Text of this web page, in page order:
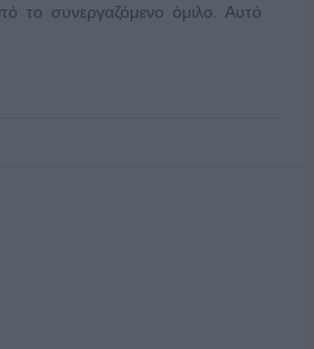
το συνεργαζόμενο όμιλο. Αυτό